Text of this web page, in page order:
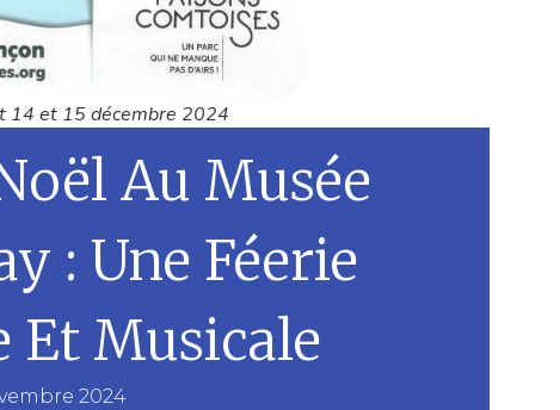
14 et 15 décembre 2024
Au Musée
: Une Féerie
Et Musicale
2024